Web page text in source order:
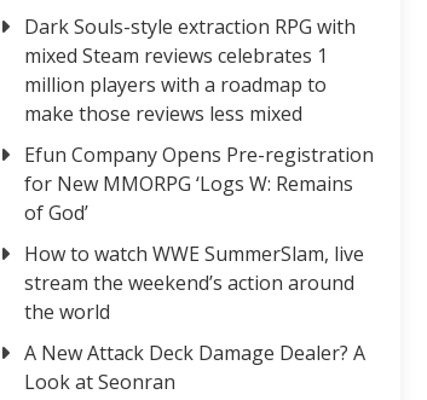
Dark Souls-style extraction RPG with
mixed Steam reviews celebrates 1
million players with a roadmap to
make those reviews less mixed
Efun Company Opens Pre-registration
for New MMORPG ‘Logs W: Remains
of God’
How to watch WWE SummerSlam, live
stream the weekend’s action around
the world
A New Attack Deck Damage Dealer? A
Look at Seonran